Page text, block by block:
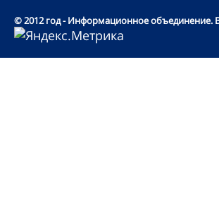
© 2012 год - Информационное объединение.